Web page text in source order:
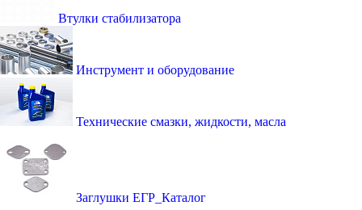
Втулки стабилизатора
Инструмент и оборудование
Технические смазки, жидкости, масла
Заглушки ЕГР_Каталог